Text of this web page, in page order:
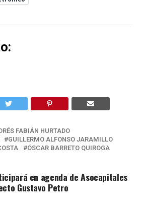
FABIÁN HURTADO
GUILLERMO ALFONSO JARAMILLO
ÓSCAR BARRETO QUIROGA
en agenda de Asocapitales
Gustavo Petro